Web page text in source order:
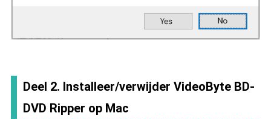
Deel 2. Installeer/verwijder VideoByte BD-
DVD Ripper op Mac